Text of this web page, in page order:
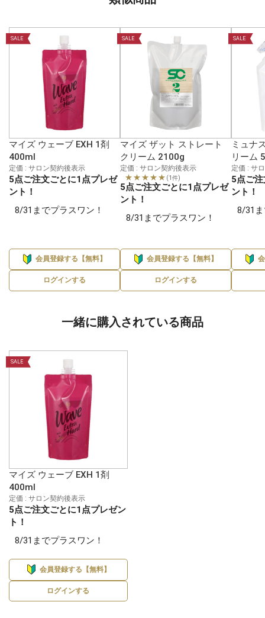
SALE
マイズ ウェーブ EXH 1剤
400ml
定価 : サロン契約後表示
5点ご注文ごとに1点プレゼ
ント！
8/31までプラスワン！
会員登録する【無料】
ログインする
SALE
マイズ ザット ストレート
クリーム 2100g
定価 : サロン契約後表示
★★★★★ (1件)
5点ご注文ごとに1点プレゼ
ント！
8/31までプラスワン！
会員登録する【無料】
ログインする
SALE
ミュナ
リーム
定価 : サ
5点ご
ント！
8/31
一緒に購入されている商品
SALE
マイズ ウェーブ EXH 1剤
400ml
定価 : サロン契約後表示
5点ご注文ごとに1点プレゼン
ト！
8/31までプラスワン！
会員登録する【無料】
ログインする